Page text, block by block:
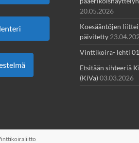
20.05.2026
Koesääntöjen
päivitetty
Vinttikoira- lehti
Etsitään sihteeriä
(KiVa)03.03.2026